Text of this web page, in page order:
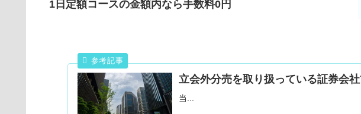
1日定額コースの金額内なら手数料0円
立会外分売を取り扱っている証券会
当...